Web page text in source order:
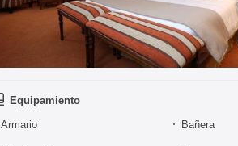
Equipamiento
Armario
Bañera